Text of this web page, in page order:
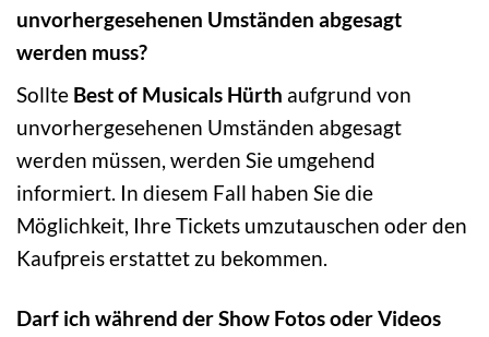
unvorhergesehenen Umständen abgesagt
werden muss?
Sollte Best of Musicals Hürth aufgrund von
unvorhergesehenen Umständen abgesagt
werden müssen, werden Sie umgehend
informiert. In diesem Fall haben Sie die
Möglichkeit, Ihre Tickets umzutauschen oder den
Kaufpreis erstattet zu bekommen.
Darf ich während der Show Fotos oder Videos